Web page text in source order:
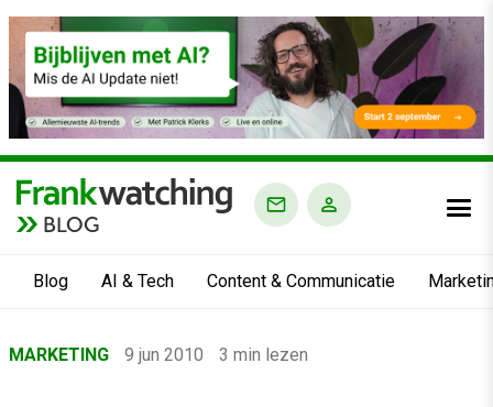
BLOG
Blog AI & Tech Content & Communicatie
›MARKETING 9 jun 2010 3 min lezen